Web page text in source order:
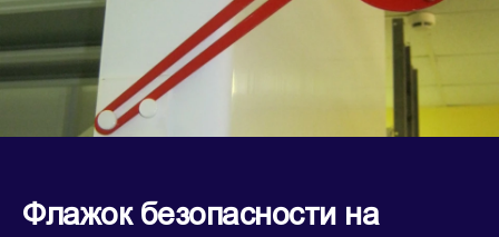
Флажок безопасности на